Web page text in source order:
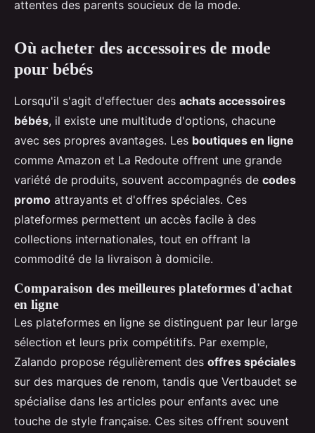
attentes des parents soucieux de la mode.
Où acheter des accessoires de mode
pour bébés
Lorsqu'il s'agit d'effectuer des achats accessoires
bébés, il existe une multitude d'options, chacune
avec ses propres avantages. Les boutiques en ligne
comme Amazon et La Redoute offrent une grande
variété de produits, souvent accompagnés de codes
promo attrayants et d'offres spéciales. Ces
plateformes permettent un accès facile à des
collections internationales, tout en offrant la
commodité de la livraison à domicile.
Comparaison des meilleures plateformes d'achat
en ligne
Les plateformes en ligne se distinguent par leur large
sélection et leurs prix compétitifs. Par exemple,
Zalando propose régulièrement des offres spéciales
sur des marques de renom, tandis que Vertbaudet se
spécialise dans les articles pour enfants avec une
touche de style française. Ces sites offrent souvent